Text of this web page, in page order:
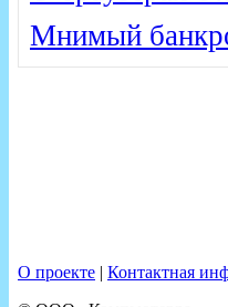
Мнимый
О проекте | Контактная